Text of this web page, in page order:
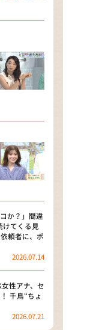
井アナ
（news お
の献立 何
ーズン２
ブ 正義の
～
！
か？」間違
けてくる見
頼者に、ポ
2026.07.14
性アナ、セ
千鳥“ちょ
2026.07.21